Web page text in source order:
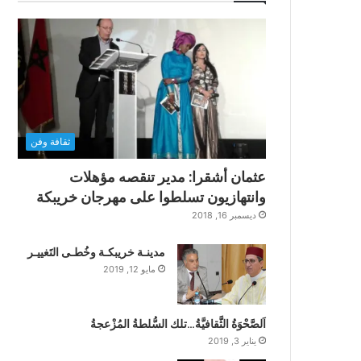
ثقافة وفن
عثمان أشقرا: مدير تنقصه مؤهلات
وانتهازيون تسلطوا على مهرجان خريبكة
ديسمبر 16, 2018
مدينـة خريبكـة وخُطـى التَغييـر
مايو 12, 2019
اَلصَّحْوَةُ الثَّقافيَّةُ…تلك السُّلطةُ المُزْعجةُ
يناير 3, 2019